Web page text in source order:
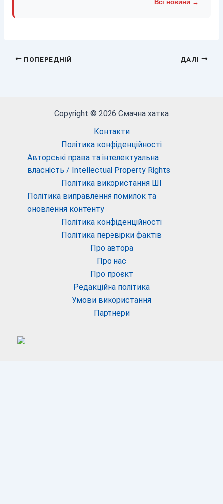
Всі новини →
ПОПЕРЕДНІЙ ДАЛІ
Copyright © 2026 Смачна хатка
Контакти
Політика конфіденційності
Авторські права та інтелектуальна
власність / Intellectual Property Rights
Політика використання ШІ
Політика виправлення помилок та
оновлення контенту
Політика конфіденційності
Політика перевірки фактів
Про автора
Про нас
Про проєкт
Редакційна політика
Умови використання
Партнери